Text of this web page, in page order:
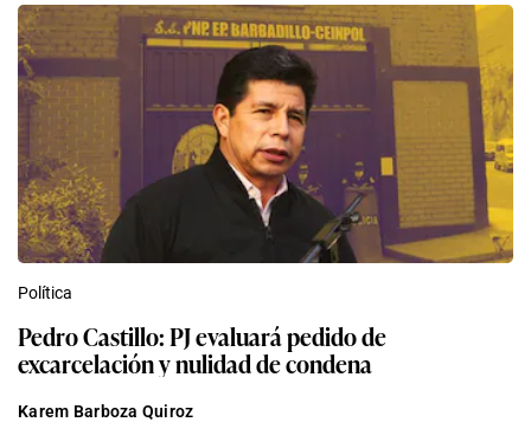
Política
Pedro Castillo: PJ evaluará pedido de
excarcelación y nulidad de condena
Karem Barboza Quiroz